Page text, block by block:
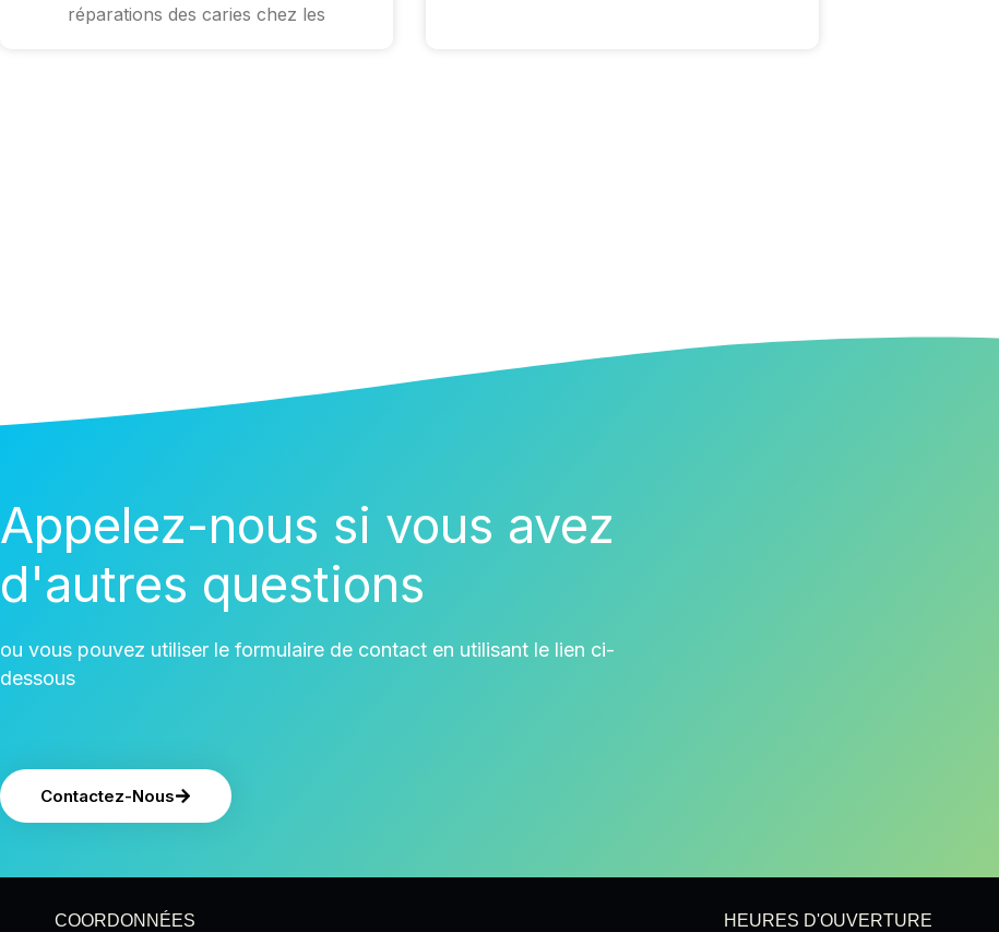
réparations des caries chez les
Appelez-nous si vous avez
d'autres questions
ou vous pouvez utiliser le formulaire de contact en utilisant le lien ci-
dessous
Contactez-Nous
COORDONNÉES HEURES D'OUVERTURE